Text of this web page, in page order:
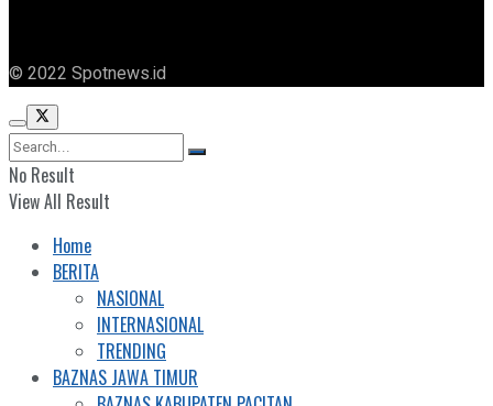
© 2022 Spotnews.id
No Result
View All Result
Home
BERITA
NASIONAL
INTERNASIONAL
TRENDING
BAZNAS JAWA TIMUR